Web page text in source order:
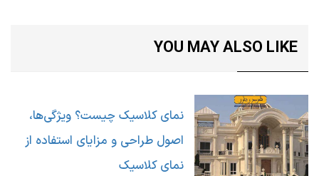
YOU MAY ALSO LIKE
نمای کلاسیک چیست؟ ویژگی‌ها،
اصول طراحی و مزایای استفاده از
نمای کلاسیک